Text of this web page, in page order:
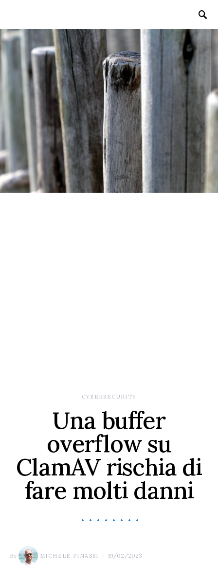
CYBERSECURITY
Una buffer
overflow su
ClamAV rischia di
fare molti danni
By MICHELE PINASSI 19/02/2023